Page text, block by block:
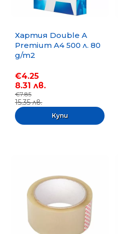
Хартия Double A
Premium A4 500 л. 80
g/m2
€4.25
8.31 лв.
€7.85
15.35 лв.